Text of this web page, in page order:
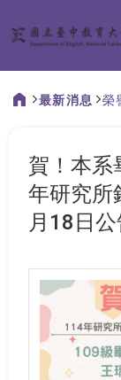
最新消息 榮
賀！本系
年研究
月18日